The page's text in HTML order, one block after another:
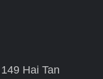
Hai Tan